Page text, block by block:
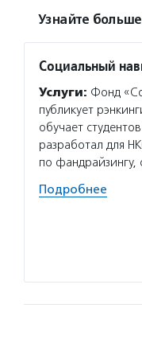
Узнайте
Социальный
Услуги: Фонд
публикует
обучает
разработал для
по фандрайзингу,
Подробнее